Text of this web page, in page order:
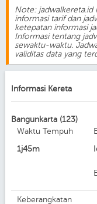
Note: jadwalkereta.id
informasi tarif dan
ketepatan informasi
Informasi tentang
sewaktu-waktu.
validitas data yang
Informasi Kereta
Bangunkarta (123)
Waktu Tempuh
1j45m
Keberangkatan